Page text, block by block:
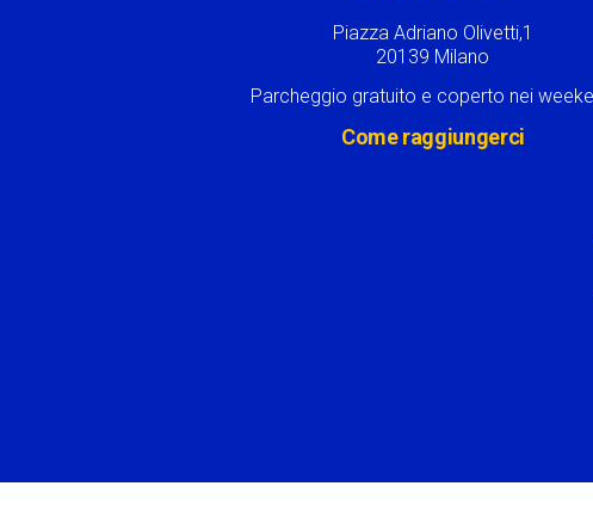
Piazza Adriano Olivetti,1
20139 Milano
Parcheggio gratuito e coperto nei
Come raggiungerci